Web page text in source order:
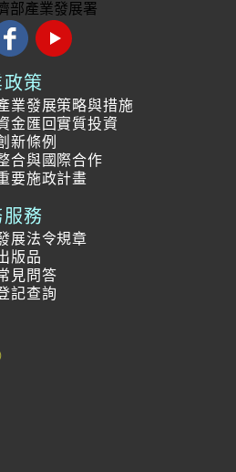
部產業發展署
策
業發展策略與措施
金匯回實質投資
新條例
合與國際合作
要施政計畫
服務
展法令規章
版品
見問答
記查詢